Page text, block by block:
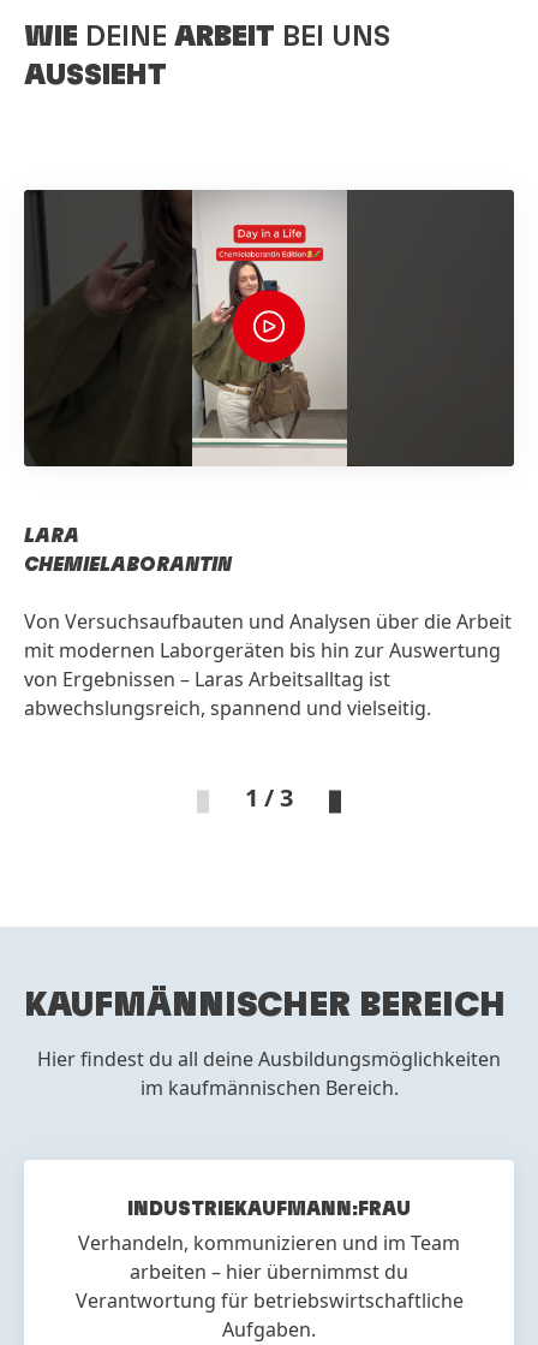
WIE DEINE ARBEIT BEI UNS
AUSSIEHT
LARA
CHEMIELABORANTIN
Von Versuchsaufbauten und Analysen über die Arbeit
mit modernen Laborgeräten bis hin zur Auswertung
von Ergebnissen – Laras Arbeitsalltag ist
abwechslungsreich, spannend und vielseitig.
1 / 3
KAUFMÄNNISCHER BEREICH
Hier findest du all deine Ausbildungsmöglichkeiten
im kaufmännischen Bereich.
INDUSTRIEKAUFMANN:FRAU
Verhandeln, kommunizieren und im Team
arbeiten – hier übernimmst du
Verantwortung für betriebswirtschaftliche
Aufgaben.